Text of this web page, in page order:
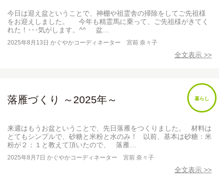
今日は迎え盆ということで、神棚や祖霊舎の掃除をしてご先祖様
をお迎えしました。 今年も精霊馬に乗って、ご先祖様がきてく
れた！･･･気がします。^^ 盆…
2025年8月13日 かぐやかコーディネーター 宮前 奈々子
全文表示 >>
暮らし
落雁づくり ～2025年～
来週はもうお盆ということで、先日落雁をつくりました。 材料は
とてもシンプルで、砂糖と米粉と水のみ！ 以前、基本は砂糖：米
粉が２：１と教えて頂いたので、 落雁…
2025年8月7日 かぐやかコーディネーター 宮前 奈々子
全文表示 >>